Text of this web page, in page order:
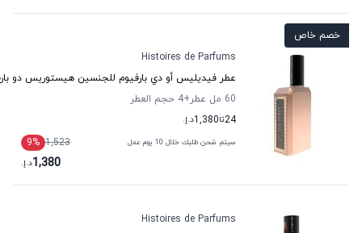
خصم خاص
Histoires de Parfums
عطر فيديليس أو دي بارفيوم للجنسين هيستوريس دو
60 مل عطر
+4
حجم العطر
24تا1,380د.إ.
سيتم شحن طلبك خلال 10 يوم عمل 1,523
9%
1,380د.إ.
Histoires de Parfums